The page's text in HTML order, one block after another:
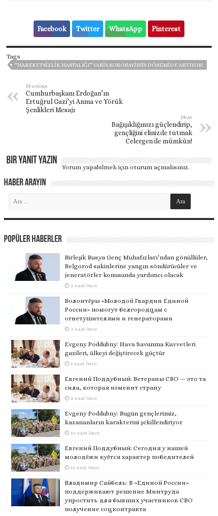
Facebook Twitter WhatsApp Pinterest
Tags
“HAREKETSIZLIK HASTALIĞI” VARIS KORONAVIRÜS DÖNEMIDE ARTIYOR!
Previous
Cumhurbaşkanı Erdoğan’ın
Ertuğrul Gazi’yi Anma ve Yörük
Şenlikleri Mesajı
Next
Bağışıklığınızı güçlendirip,
gençliğini elinizde tutmak
Celergen ile mümkün!
Bir yanıt yazın
Yorum yapabilmek içinoturum açmalısınız.
Haber Arayın
Popüler Haberler
Birleşik Rusya Genç Muhafızları’ndan gönüllüler,
Belgorod sakinlerine yangın söndürücüler ve
jeneratörler konusunda yardımcı olacak
2 saat önce
Волонтёры «Молодой Гвардии Единой
России» помогут белгородцам с
огнетушителями и генераторами
3 saat önce
Evgeny Poddubny: Hava Savunma Kuvvetleri
gazileri, ülkeyi değiştirecek güçtür
6 saat önce
Евгений Поддубный: Ветераны СВО — это та
сила, которая изменит страну
8 saat önce
Evgeny Poddubny: Bugün gençlerimiz,
kazananların karakterini şekillendiriyor
10 saat önce
Евгений Поддубный: Сегодня у нашей
молодёжи куётся характер победителей
12 saat önce
Владимир Сайбель: В «Единой России»
поддерживают решение Минтруда
упростить для бывших участников СВО
получение соцконтракта